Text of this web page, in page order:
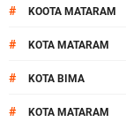
# KOOTA MATARAM
# KOTA MATARAM
# KOTA BIMA
# KOTA MATARAM